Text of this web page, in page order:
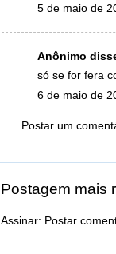
5 de maio de
Anônimo
só se for fera
6 de maio de
Postar um
Postagem mais
Assinar: Postar